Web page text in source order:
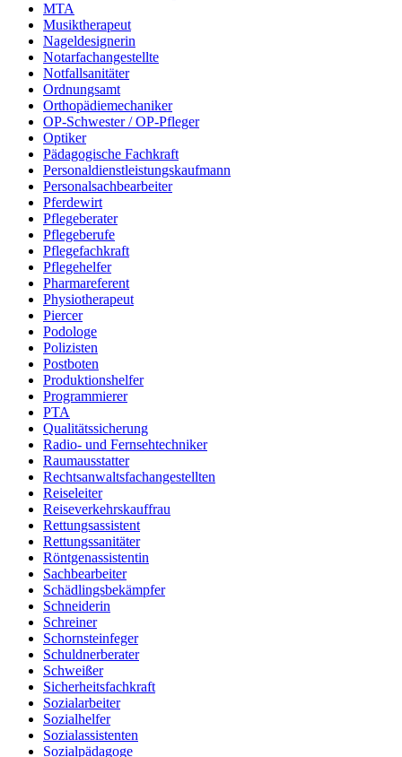
MTA
Musiktherapeut
Nageldesignerin
Notarfachangestellte
Notfallsanitäter
Ordnungsamt
Orthopädiemechaniker
OP-Schwester / OP-Pfleger
Optiker
Pädagogische Fachkraft
Personaldienstleistungskaufmann
Personalsachbearbeiter
Pferdewirt
Pflegeberater
Pflegeberufe
Pflegefachkraft
Pflegehelfer
Pharmareferent
Physiotherapeut
Piercer
Podologe
Polizisten
Postboten
Produktionshelfer
Programmierer
PTA
Qualitätssicherung
Radio- und Fernsehtechniker
Raumausstatter
Rechtsanwaltsfachangestellten
Reiseleiter
Reiseverkehrskauffrau
Rettungsassistent
Rettungssanitäter
Röntgenassistentin
Sachbearbeiter
Schädlingsbekämpfer
Schneiderin
Schreiner
Schornsteinfeger
Schuldnerberater
Schweißer
Sicherheitsfachkraft
Sozialarbeiter
Sozialhelfer
Sozialassistenten
Sozialpädagoge